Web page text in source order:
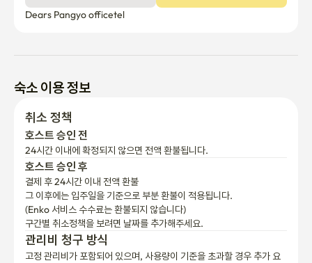
숙소 이용 정보
취소 정책
호스트 승인 전
24시간 이내에 확정되지 않으면 전액 환불됩니다.
호스트 승인 후
결제 후 24시간 이내 전액 환불
그 이후에는 입주일을 기준으로 부분 환불이 적용됩니다.
(Enko 서비스 수수료는 환불되지 않습니다)
구간별 취소정책을 보려면 날짜를 추가해주세요.
관리비 청구 방식
고정 관리비가 포함되어 있으며, 사용량이 기준을 초과할 경우 추가 요